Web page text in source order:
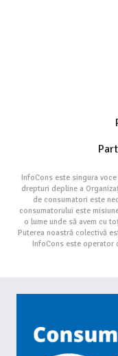
InfoCons este singura
drepturi depline a
de consumatori este
consumatorului este
o lume unde să avem cu
Puterea noastră colectivă
InfoCons este operator